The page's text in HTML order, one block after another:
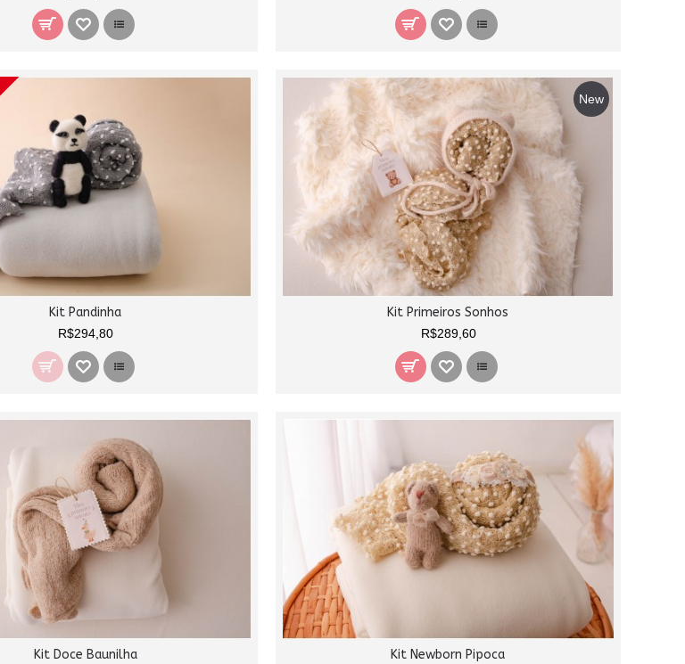
Kit Pandinha
R$294,80
New
Kit Primeiros Sonhos
R$289,60
Kit Doce Baunilha Kit Newborn Pipoca